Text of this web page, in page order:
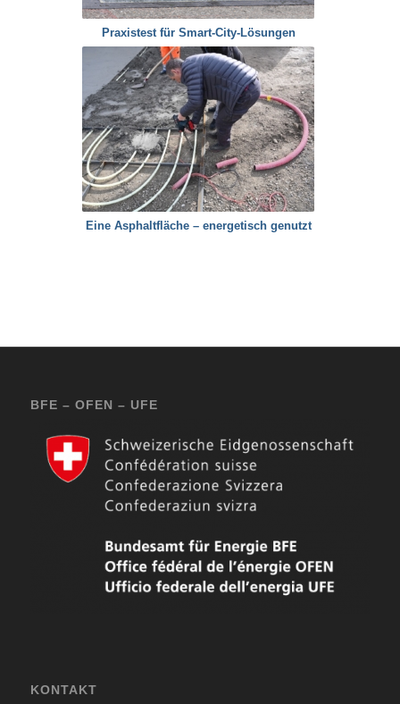
Praxistest für Smart-City-Lösungen
Eine Asphaltfläche – energetisch genutzt
BFE – OFEN – UFE
KONTAKT